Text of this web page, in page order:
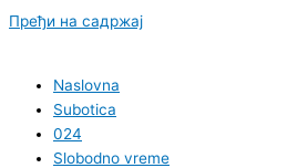
Пређи на садржај
Naslovna
Subotica
024
Slobodno vreme